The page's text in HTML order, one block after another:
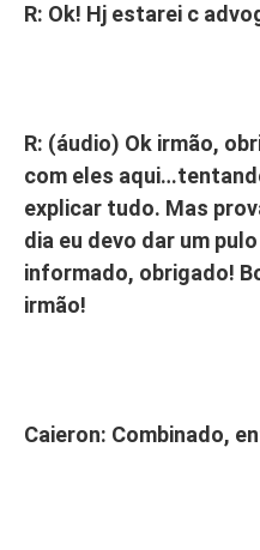
R: Ok! Hj estarei c
R: (áudio) Ok irmão,
com eles
explicar tudo. Mas
dia eu devo dar um
informado, obrigado!
irmão!
Caieron: Combinado,